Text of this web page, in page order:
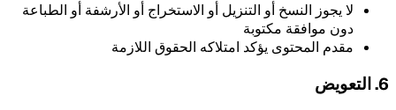
لا يجوز النسخ أو التنزيل أو الاستخراج أو الأرشفة أو الطباعة
دون موافقة مكتوبة
مقدم المحتوى يؤكد امتلاكه الحقوق اللازمة
6. التعويض